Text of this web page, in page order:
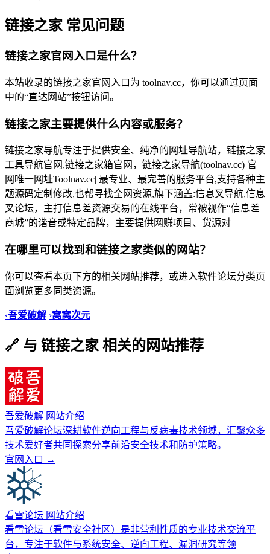
链接之家 常见问题
链接之家官网入口是什么？
本站收录的链接之家官网入口为 toolnav.cc，你可以通过页面
中的“直达网站”按钮访问。
链接之家主要提供什么内容或服务？
链接之家导航专注于提供安全、纯净的网址导航站，链接之家
工具导航官网,链接之家箱官网，链接之家导航(toolnav.cc) 官
网唯一网址Toolnav.cc| 最专业、最完善的服务平台,支持各种主
题源码定制修改,也帮寻找全网资源,旗下涵盖:信息叉导航,信息
叉论坛，主打‌信息差资源交易‌的在线平台，常被视作“信息差
商城”的谐音或特定品牌，主要提供网赚项目、货源对
在哪里可以找到和链接之家类似的网站？
你可以查看本页下方的相关网站推荐，或进入软件论坛分类页
面浏览更多同类资源。
‹吾爱破解 ›窝窝次元
🔗 与 链接之家 相关的网站推荐
吾爱破解 网站介绍
吾爱破解论坛深耕软件逆向工程与反病毒技术领域，汇聚众多
技术爱好者共同探索分享前沿安全技术和防护策略。
官网入口 →
看雪论坛 网站介绍
看雪论坛（看雪安全社区）是非营利性质的专业技术交流平
台，专注于软件与系统安全、逆向工程、漏洞研究等领